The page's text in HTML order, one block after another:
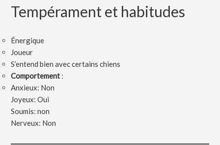
Tempérament et habitudes
Énergique
Joueur
S’entend bien avec certains chiens
Comportement :
Anxieux: Non
Joyeux: Oui
Soumis: non
Nerveux: Non